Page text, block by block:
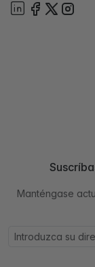
Manténgase